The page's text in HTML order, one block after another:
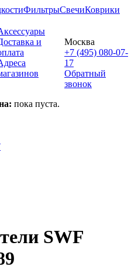
ФильтрыСвечиКоврики
и
пока пуста.
Москва
+7 (495) 080-07-
17
Обратный
звонок
SWF